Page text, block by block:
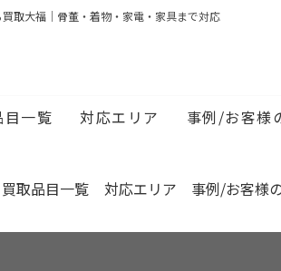
取大福｜骨董・着物・家電・家具まで対応
目一覧 対応エリア 事例/お客様
片付け業者の費用相場は？間取り別の
買取品目一覧 対応エリア 事例/お客様